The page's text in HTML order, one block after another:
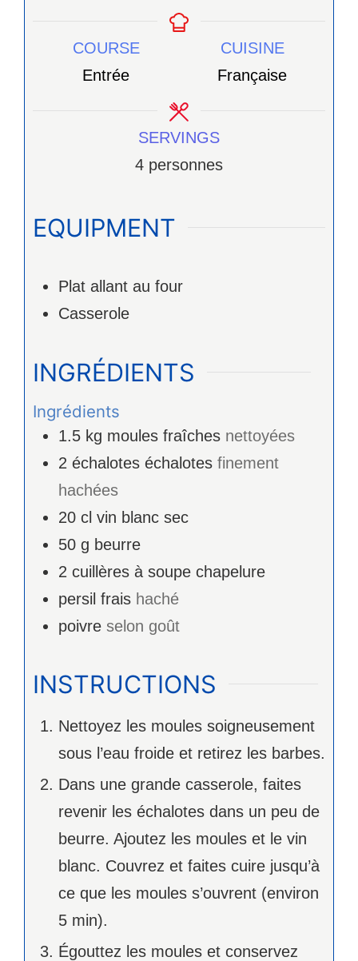
COURSE
Entrée
CUISINE
Française
SERVINGS
4 personnes
EQUIPMENT
Plat allant au four
Casserole
INGRÉDIENTS
Ingrédients
1.5 kg moules fraîches nettoyées
2 échalotes échalotes finement
hachées
20 cl vin blanc sec
50 g beurre
2 cuillères à soupe chapelure
persil frais haché
poivre selon goût
INSTRUCTIONS
Nettoyez les moules soigneusement
sous l’eau froide et retirez les barbes.
Dans une grande casserole, faites
revenir les échalotes dans un peu de
beurre. Ajoutez les moules et le vin
blanc. Couvrez et faites cuire jusqu’à
ce que les moules s’ouvrent (environ
5 min).
Égouttez les moules et conservez